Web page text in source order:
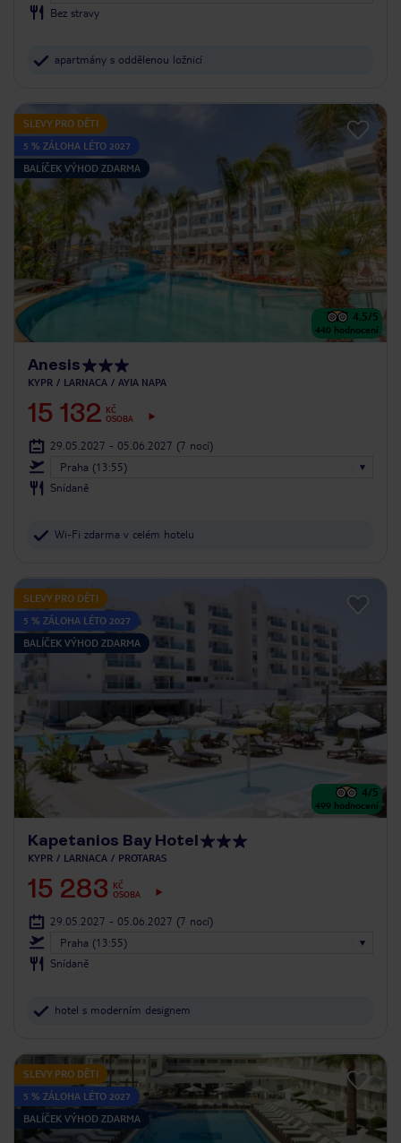
Bez stravy
apartmány s oddělenou ložnicí
SLEVY PRO DĚTI
5 % ZÁLOHA LÉTO 2027
BALÍČEK VÝHOD ZDARMA
4.5/5
440 hodnocení
Anesis
KYPR LARNACA AYIA NAPA
15 132 KČ
OSOBA
29.05.2027 - 05.06.2027 (7 nocí)
Praha (13:55)
Snídaně
Wi-Fi zdarma v celém hotelu
SLEVY PRO DĚTI
5 % ZÁLOHA LÉTO 2027
BALÍČEK VÝHOD ZDARMA
4/5
499 hodnocení
Kapetanios Bay Hotel
KYPR LARNACA PROTARAS
15 283
KČ
OSOBA
29.05.2027 - 05.06.2027 (7 nocí)
Praha (13:55)
Snídaně
hotel s moderním designem
SLEVY PRO DĚTI
5 % ZÁLOHA LÉTO 2027
BALÍČEK VÝHOD ZDARMA